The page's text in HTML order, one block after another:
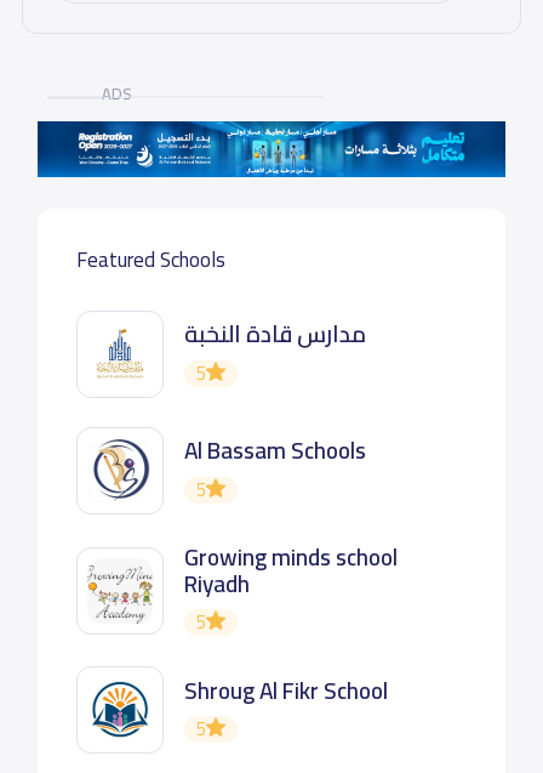
ADS
Featured Schools
مدارس قادة النخبة
5
Al Bassam Schools
5
Growing minds school
Riyadh
5
Shroug Al Fikr School
5